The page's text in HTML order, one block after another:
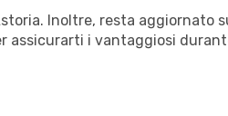
Inoltre, resta aggiornato
assicurarti i vantaggiosi